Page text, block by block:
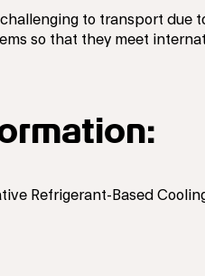
to transport
so that they meet
Refrigerant-Based